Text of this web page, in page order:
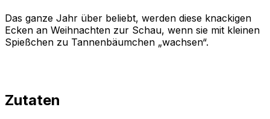
Das ganze Jahr über beliebt, werden diese knackigen
Ecken an Weihnachten zur Schau, wenn sie mit kleinen
Spießchen zu Tannenbäumchen „wachsen“.
Zutaten